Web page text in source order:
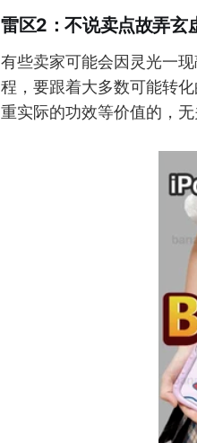
雷区2：不说卖点故弄玄
有些卖家可能会因灵光一
程，要跟着大多数可能转
重实际的功效等价值的，